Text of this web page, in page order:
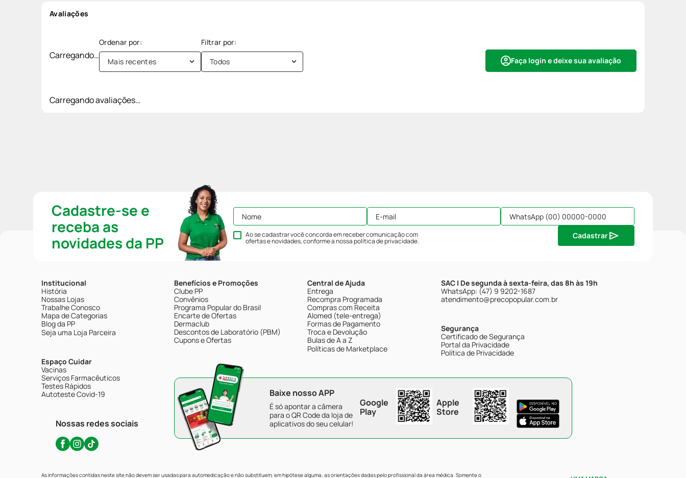
Avaliações
Carregando… Faça login e deixe sua avaliação
Mais recentes Todos
Carregando avaliações…
Cadastre-se e
receba as
novidades da PP
Ao se cadastrar você concorda em receber comunicação com
ofertas e novidades, conforme a nossapolítica de privacidade.
Cadastrar
Institucional
História
Nossas Lojas
Trabalhe Conosco
Mapa de Categorias
Blog da PP
Seja uma Loja Parceira
Espaço Cuidar
Vacinas
Serviços Farmacêuticos
Testes Rápidos
Autoteste Covid-19
Nossas redes sociais
Benefícios e Promoções
Clube PP
Convênios
Programa Popular do Brasil
Encarte de Ofertas
Dermaclub
Descontos de Laboratório (PBM)
Cupons e Ofertas
Central de Ajuda
Entrega
Recompra Programada
Compras com Receita
Alomed (tele-entrega)
Formas de Pagamento
Troca e Devolução
Bulas de A a Z
Políticas de Marketplace
SAC | De segunda à sexta-feira, das 8h às 19h
WhatsApp: (47) 9 9202-1687
atendimento@precopopular.com.br
Segurança
Certificado de Segurança
Portal da Privacidade
Política de Privacidade
Baixe nosso APP
É só apontar a câmera
para o QR Code da loja de
aplicativos do seu celular!
Google
Play
Apple
Store
As informações contidas neste site não devem ser usadas para automedicação e não substituem, em hipótese alguma, as orientações dadas pelo profissional da área médica. Somente o